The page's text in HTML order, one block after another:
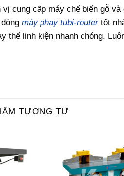
vị cung cấp máy chế biến gỗ
máy phay tubi-routertốt
thế linh kiện nhanh chóng.
TƯƠNG TỰ